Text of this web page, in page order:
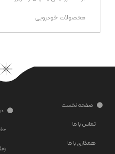
محصولات خودرویی
صفحه نخست
تماس با ما
همکاری با ما